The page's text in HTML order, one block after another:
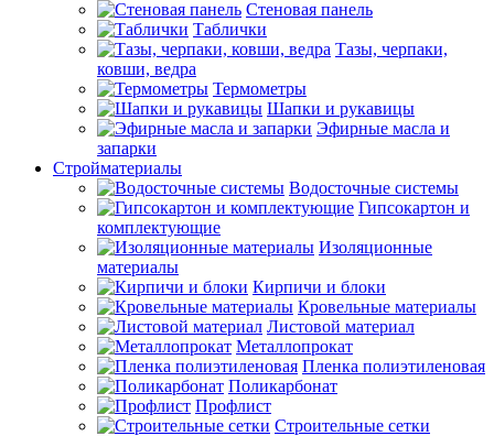
Стеновая панель
Таблички
Тазы, черпаки,
ковши, ведра
Термометры
Шапки и рукавицы
Эфирные масла и
запарки
Стройматериалы
Водосточные системы
Гипсокартон и
комплектующие
Изоляционные
материалы
Кирпичи и блоки
Кровельные материалы
Листовой материал
Металлопрокат
Пленка полиэтиленовая
Поликарбонат
Профлист
Строительные сетки